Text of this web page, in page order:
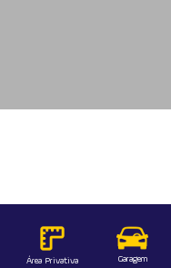
Área Privativa Garagem